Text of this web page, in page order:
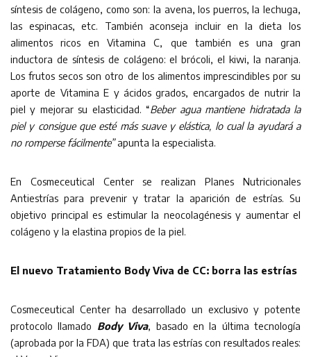
síntesis de colágeno, como son: la avena, los puerros, la lechuga,
las espinacas, etc. También aconseja incluir en la dieta los
alimentos ricos en Vitamina C, que también es una gran
inductora de síntesis de colágeno: el brócoli, el kiwi, la naranja.
Los frutos secos son otro de los alimentos imprescindibles por su
aporte de Vitamina E y ácidos grados, encargados de nutrir la
piel y mejorar su elasticidad. “Beber agua mantiene hidratada la
piel y consigue que esté más suave y elástica, lo cual la ayudará a
no romperse fácilmente”apunta la especialista.
En Cosmeceutical Center se realizan Planes Nutricionales
Antiestrías para prevenir y tratar la aparición de estrías. Su
objetivo principal es estimular la neocolagénesis y aumentar el
colágeno y la elastina propios de la piel.
El nuevo Tratamiento Body Viva de CC: borra las estrías
Cosmeceutical Center ha desarrollado un exclusivo y potente
protocolo llamado Body Viva, basado en la última tecnología
(aprobada por la FDA) que trata las estrías con resultados reales: